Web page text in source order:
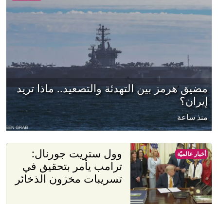
مضيق هرمز بين التهدئة والتصعيد.. ماذا تريد
إيران؟
منذ ساعة
وول ستريت جورنال:
ترامب يأمر بتحقيق في
تسريبات مخزون الذخائر
أخبار عالميّة